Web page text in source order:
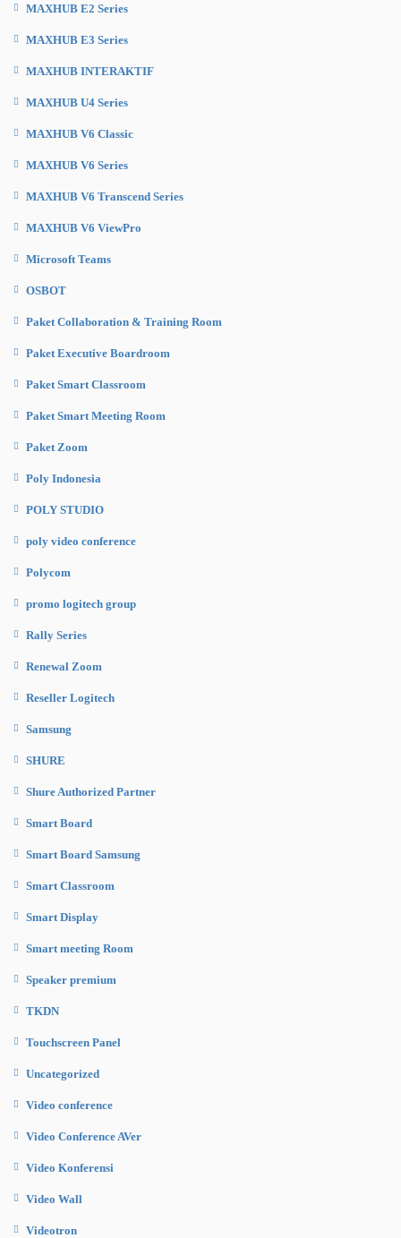
MAXHUB E2 Series
MAXHUB E3 Series
MAXHUB INTERAKTIF
MAXHUB U4 Series
MAXHUB V6 Classic
MAXHUB V6 Series
MAXHUB V6 Transcend Series
MAXHUB V6 ViewPro
Microsoft Teams
OSBOT
Paket Collaboration & Training Room
Paket Executive Boardroom
Paket Smart Classroom
Paket Smart Meeting Room
Paket Zoom
Poly Indonesia
POLY STUDIO
poly video conference
Polycom
promo logitech group
Rally Series
Renewal Zoom
Reseller Logitech
Samsung
SHURE
Shure Authorized Partner
Smart Board
Smart Board Samsung
Smart Classroom
Smart Display
Smart meeting Room
Speaker premium
TKDN
Touchscreen Panel
Uncategorized
Video conference
Video Conference AVer
Video Konferensi
Video Wall
Videotron